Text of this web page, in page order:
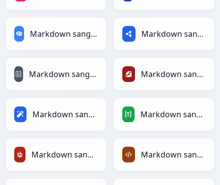
Markdown sang RDataFrame Markdown sang RDF
Markdown sang reStructuredText Markdown sang Ruby
Markdown sang Magic Markdown sang TOML
Markdown sang TracWiki Markdown sang XML